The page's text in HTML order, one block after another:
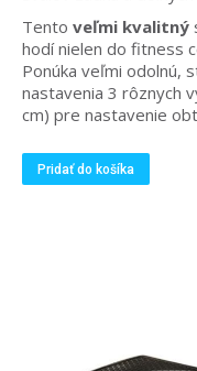
Tento veľmi kvalitný
hodí nielen do fitness
Ponúka veľmi odolnú,
nastavenia 3 rôznych
cm) pre nastavenie
Pridať do košíka